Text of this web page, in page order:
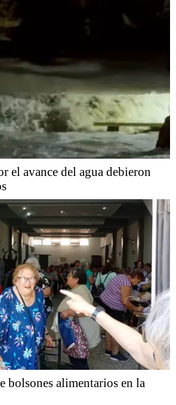
el avance del agua debieron
bolsones alimentarios en la